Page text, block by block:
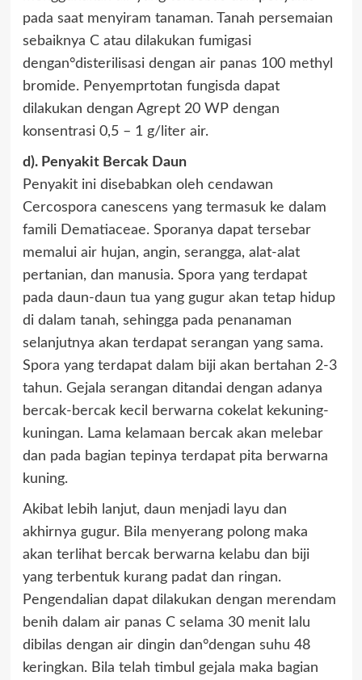
pada saat menyiram tanaman. Tanah persemaian
sebaiknya C atau dilakukan fumigasi
dengan°disterilisasi dengan air panas 100 methyl
bromide. Penyemprtotan fungisda dapat
dilakukan dengan Agrept 20 WP dengan
konsentrasi 0,5 – 1 g/liter air.
d). Penyakit Bercak Daun
Penyakit ini disebabkan oleh cendawan
Cercospora canescens yang termasuk ke dalam
famili Dematiaceae. Sporanya dapat tersebar
memalui air hujan, angin, serangga, alat-alat
pertanian, dan manusia. Spora yang terdapat
pada daun-daun tua yang gugur akan tetap hidup
di dalam tanah, sehingga pada penanaman
selanjutnya akan terdapat serangan yang sama.
Spora yang terdapat dalam biji akan bertahan 2-3
tahun. Gejala serangan ditandai dengan adanya
bercak-bercak kecil berwarna cokelat kekuning-
kuningan. Lama kelamaan bercak akan melebar
dan pada bagian tepinya terdapat pita berwarna
kuning.
Akibat lebih lanjut, daun menjadi layu dan
akhirnya gugur. Bila menyerang polong maka
akan terlihat bercak berwarna kelabu dan biji
yang terbentuk kurang padat dan ringan.
Pengendalian dapat dilakukan dengan merendam
benih dalam air panas C selama 30 menit lalu
dibilas dengan air dingin dan°dengan suhu 48
keringkan. Bila telah timbul gejala maka bagian